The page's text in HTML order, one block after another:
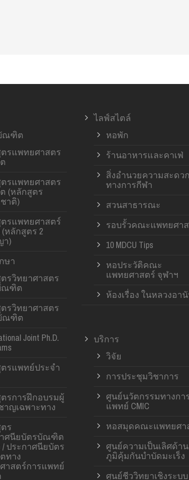
ณฑิต
รแพทยศาสตร
รแพทยศาสตร
(หลักสูตร
าติ)
รแพทยศาสตร์
หลักสูตร 2
)
ษา
รวิทยาศาสตร
ณฑิต
รวิทยาศาสตร
ณฑิต
Joint Ph.D.
รแพทย์ประจำ
รการฝึกอบรมผู้
าญเฉพาะทาง
ร
ศนียบัตรบัณฑิต
/ ประกาศนียบัตร
ทาง
าสตร์การแพทย์
ไลฟ์สไตล์
หอพัก
ร้านอาหารและคาเฟ่
สิ่งอำนวยความสะดวก
ทางการกีฬา
สวนสาธารณะ
รอบรั้วคณะแพทยศา
10 MDCU Tips
หอประวัติคณะ
แพทยศาสตร์ จุฬาฯ
ห้องเรื่อง ในหลวงอา
บริการ
วิจัย
การประชุมวิชาการ
ศูนย์นวัตกรรมทางกา
แพทย์ CMIC
หอสมุดคณะแพทยศา
ศูนย์ความเป็นเลิศด้าน
ภูมิคุ้มกันบำบัดมะเร็ง
ศูนย์ชีววิทยาเชิงระบบ